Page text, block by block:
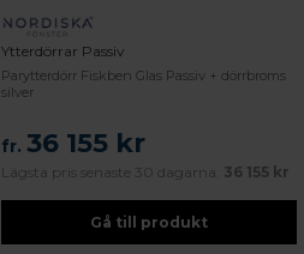
Ytterdörrar Passiv
Parytterdörr Fiskben Glas Passiv + dörrbroms
silver
fr. 36 155 kr
Lägsta pris senaste 30 dagarna: 36 155 kr
Gå till produkt